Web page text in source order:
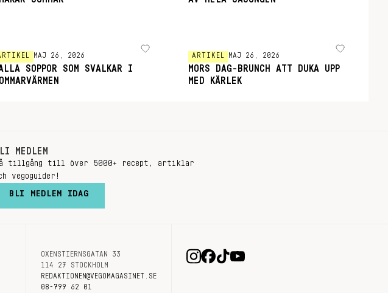
MAJ 26, 2026
SOPPOR SOM SVALKAR I
ARTIKEL MAJ 26, 2026
MORS DAG-BRUNCH ATT DUKA UPP
MED KÄRLEK
MEDLEM
tillgång till över 5000+ recept, artiklar
vegoguider!
BLI MEDLEM IDAG
OXENSTIERNSGATAN 33
114 27 STOCKHOLM
REDAKTIONEN@VEGOMAGASINET.SE
08-799 62 01